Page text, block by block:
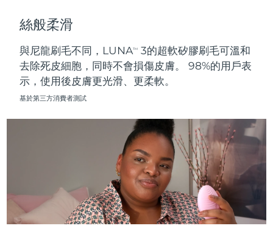
絲般柔滑
與尼龍刷毛不同，LUNATM
3的超軟矽膠刷毛可溫和
去除死皮細胞，同時不會損傷皮膚。 98%的用戶表
示，使用後皮膚更光滑、更柔軟。
基於第三方消費者測試
南非 預計送達日期16/08/2026
南韓
預計送達日期 08/08/2026
預計送達日期08/08/2026
預計送達日期08/08/2026
台灣 預計送達日期13/08/2026